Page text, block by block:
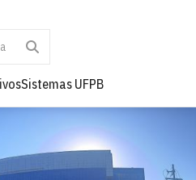
Sistemas UFPB